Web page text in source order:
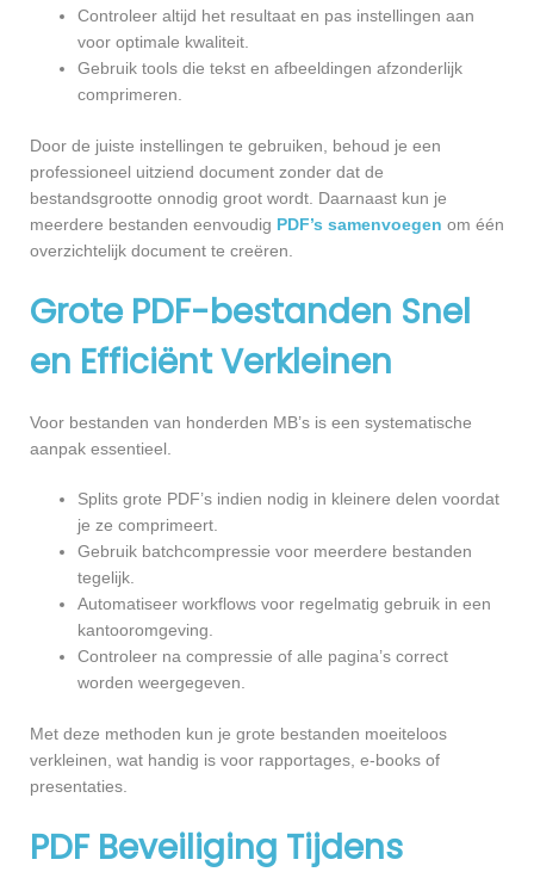
Controleer altijd het resultaat en pas instellingen aan
voor optimale kwaliteit.
Gebruik tools die tekst en afbeeldingen afzonderlijk
comprimeren.
Door de juiste instellingen te gebruiken, behoud je een
professioneel uitziend document zonder dat de
bestandsgrootte onnodig groot wordt. Daarnaast kun je
meerdere bestanden eenvoudig PDF’s samenvoegen om één
overzichtelijk document te creëren.
Grote PDF-bestanden Snel
en Efficiënt Verkleinen
Voor bestanden van honderden MB’s is een systematische
aanpak essentieel.
Splits grote PDF’s indien nodig in kleinere delen voordat
je ze comprimeert.
Gebruik batchcompressie voor meerdere bestanden
tegelijk.
Automatiseer workflows voor regelmatig gebruik in een
kantooromgeving.
Controleer na compressie of alle pagina’s correct
worden weergegeven.
Met deze methoden kun je grote bestanden moeiteloos
verkleinen, wat handig is voor rapportages, e-books of
presentaties.
PDF Beveiliging Tijdens